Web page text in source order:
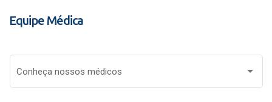
Equipe Médica
Conheça nossos médicos